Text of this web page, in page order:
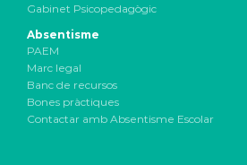
Gabinet Psicopedagògic
Absentisme
PAEM
Marc legal
Banc de recursos
Bones pràctiques
Contactar amb Absentisme Escolar